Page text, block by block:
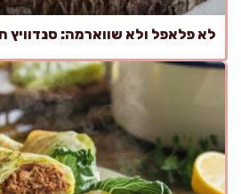
לא פלאפל ולא שווארמה: סנדוויץ